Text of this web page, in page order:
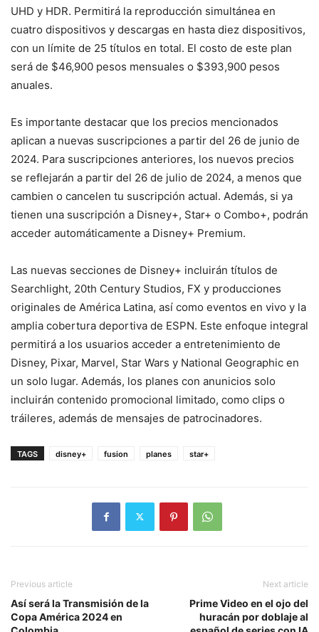
UHD y HDR. Permitirá la reproducción simultánea en
cuatro dispositivos y descargas en hasta diez dispositivos,
con un límite de 25 títulos en total. El costo de este plan
será de $46,900 pesos mensuales o $393,900 pesos
anuales.
Es importante destacar que los precios mencionados
aplican a nuevas suscripciones a partir del 26 de junio de
2024. Para suscripciones anteriores, los nuevos precios
se reflejarán a partir del 26 de julio de 2024, a menos que
cambien o cancelen tu suscripción actual. Además, si ya
tienen una suscripción a Disney+, Star+ o Combo+, podrán
acceder automáticamente a Disney+ Premium.
Las nuevas secciones de Disney+ incluirán títulos de
Searchlight, 20th Century Studios, FX y producciones
originales de América Latina, así como eventos en vivo y la
amplia cobertura deportiva de ESPN. Este enfoque integral
permitirá a los usuarios acceder a entretenimiento de
Disney, Pixar, Marvel, Star Wars y National Geographic en
un solo lugar. Además, los planes con anunicios solo
incluirán contenido promocional limitado, como clips o
tráileres, además de mensajes de patrocinadores.
TAGS disney+ fusion planes star+
Previous article
Así será la Transmisión de la
Copa América 2024 en
Next article
Prime Video en el ojo del
huracán por doblaje al